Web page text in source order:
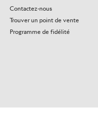
Contactez-nous
Trouver un point de vente
Programme de fidélité